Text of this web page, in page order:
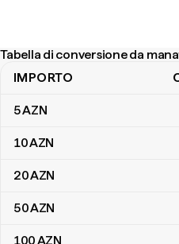
Tabella di conversione da
Tabella di conversione da manat
IMPORTO
5AZN
10AZN
20AZN
50AZN
100AZN